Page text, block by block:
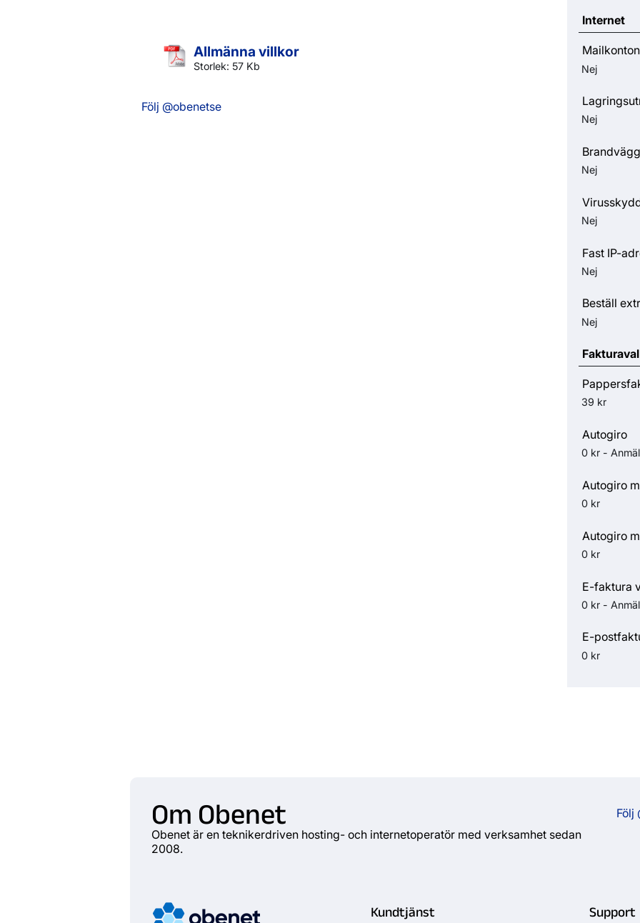
Allmänna villkor
Storlek: 57 Kb
Följ @obenetse
Internet
Mailkonton
Nej
Nej
Brandvägg
Nej
Nej
Fast IP-
Nej
Beställ
Nej
Fakturaval
39 kr
Autogiro
0 kr -
Autogiro
0 kr
Autogiro
0 kr
E-faktura
0 kr -
E-
0 kr
Följ
Om Obenet
Obenet är en teknikerdriven hosting- och internetoperatör med verksamhet sedan
2008.
Kundtjänst Support